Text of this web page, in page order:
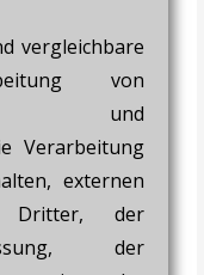
vergleichbare
von
und
Verarbeitung
externen
Dritter, der
der